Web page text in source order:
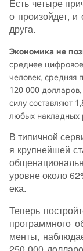
Есть четыре
о произойдет, и
друга.
Экономика не
среднее цифровое
человек, средняя
120 000
силу составляют
любых накладных
В типичной
я крупнейшей
уровне около
ека.
Теперь
программного
менты,